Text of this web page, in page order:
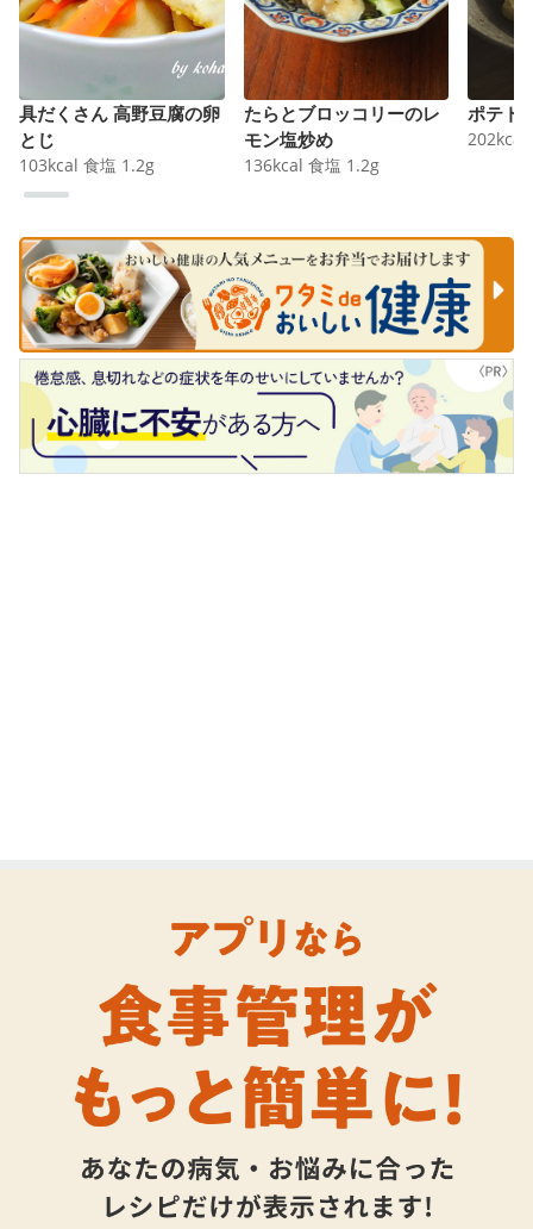
具だくさん 高野豆腐の卵
とじ
103kcal 食塩 1.2g
たらとブロッコリーのレ
モン塩炒め
136kcal 食塩 1.2g
ポテト
202kcal